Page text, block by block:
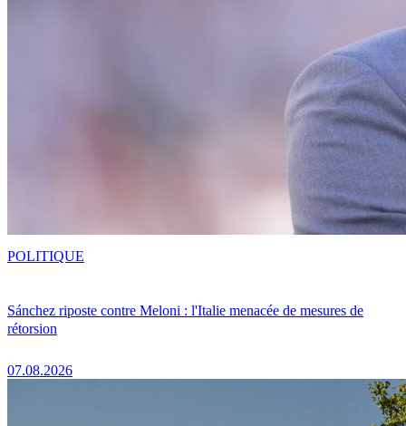
Sánchez riposte contre Meloni : l'Italie menacée de mesures de
rétorsion
07.08.2026
POLITIQUE